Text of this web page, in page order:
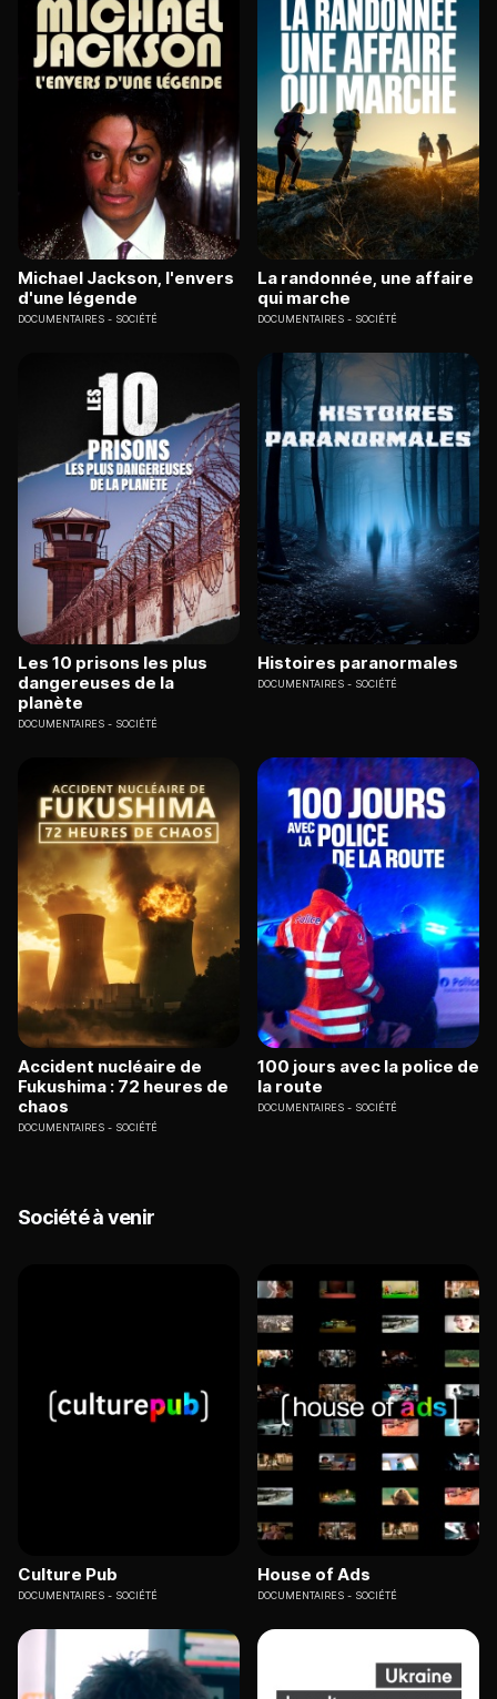
Michael Jackson, l'envers
d'une légende
DOCUMENTAIRES SOCIÉTÉ
La randonnée, une affaire
qui marche
DOCUMENTAIRES SOCIÉTÉ
Les 10 prisons les plus
dangereuses de la
planète
DOCUMENTAIRES SOCIÉTÉ
Histoires paranormales
DOCUMENTAIRES SOCIÉTÉ
Accident nucléaire de
Fukushima : 72 heures de
chaos
DOCUMENTAIRES SOCIÉTÉ
100 jours avec la police de
la route
DOCUMENTAIRES SOCIÉTÉ
Société à venir
Culture Pub
DOCUMENTAIRES SOCIÉTÉ
House of Ads
DOCUMENTAIRES SOCIÉTÉ